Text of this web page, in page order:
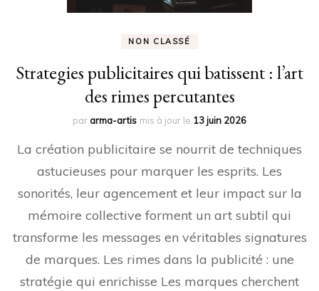
NON CLASSÉ
Strategies publicitaires qui batissent : l’art
des rimes percutantes
pararma-artis mis à jour le 13 juin 2026
La création publicitaire se nourrit de techniques
astucieuses pour marquer les esprits. Les
sonorités, leur agencement et leur impact sur la
mémoire collective forment un art subtil qui
transforme les messages en véritables signatures
de marques. Les rimes dans la publicité : une
stratégie qui enrichisse Les marques cherchent